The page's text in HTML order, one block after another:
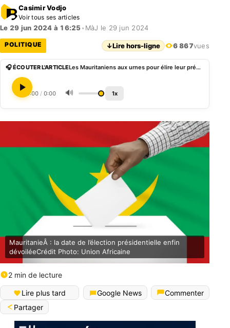
Casimir Vodjo
Voir tous ses articles
Le 29 jun 2024 à 16:25 • MàJ le 29 jun 2024
POLITIQUE ↓Lire hors-ligne 6 867vues
🎧 ÉCOUTER L'ARTICLE Les Mauritaniens aux urnes pour élire leur président Â
0:00 / 0:00 🔊 1x
MauritanieÂ : la date de l’élection présidentielle enfin
dévoiléeCrédit Photo: Union Africaine
2 min de lecture
Lire plus tard Google News
Commenter
Partager